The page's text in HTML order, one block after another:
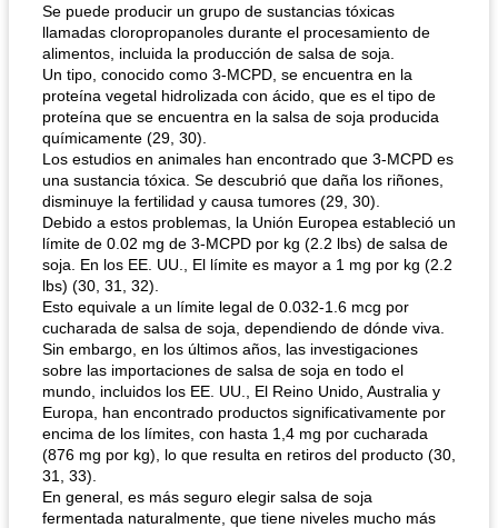
Se puede producir un grupo de sustancias tóxicas
llamadas cloropropanoles durante el procesamiento de
alimentos, incluida la producción de salsa de soja.
Un tipo, conocido como 3-MCPD, se encuentra en la
proteína vegetal hidrolizada con ácido, que es el tipo de
proteína que se encuentra en la salsa de soja producida
químicamente (29, 30).
Los estudios en animales han encontrado que 3-MCPD es
una sustancia tóxica. Se descubrió que daña los riñones,
disminuye la fertilidad y causa tumores (29, 30).
Debido a estos problemas, la Unión Europea estableció un
límite de 0.02 mg de 3-MCPD por kg (2.2 lbs) de salsa de
soja. En los EE. UU., El límite es mayor a 1 mg por kg (2.2
lbs) (30, 31, 32).
Esto equivale a un límite legal de 0.032-1.6 mcg por
cucharada de salsa de soja, dependiendo de dónde viva.
Sin embargo, en los últimos años, las investigaciones
sobre las importaciones de salsa de soja en todo el
mundo, incluidos los EE. UU., El Reino Unido, Australia y
Europa, han encontrado productos significativamente por
encima de los límites, con hasta 1,4 mg por cucharada
(876 mg por kg), lo que resulta en retiros del producto (30,
31, 33).
En general, es más seguro elegir salsa de soja
fermentada naturalmente, que tiene niveles mucho más